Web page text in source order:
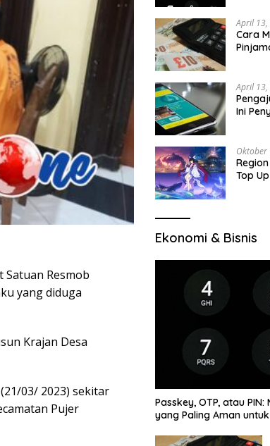
Satuan Resmob
yang diduga
Krajan Desa
03/ 2023) sekitar
Pujer
April
Cara
April
Ini
Oktober
Top
Ekonomi & Bisnis
Passkey, OTP, atau
yang Paling Aman